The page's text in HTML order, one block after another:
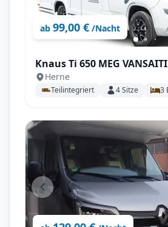
ab 99,00 € /Nacht
Knaus Ti 650 MEG
Herne
Teilintegriert 4Sitze 3